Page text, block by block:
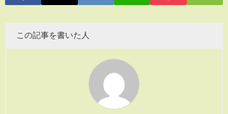
この記事を書いた人